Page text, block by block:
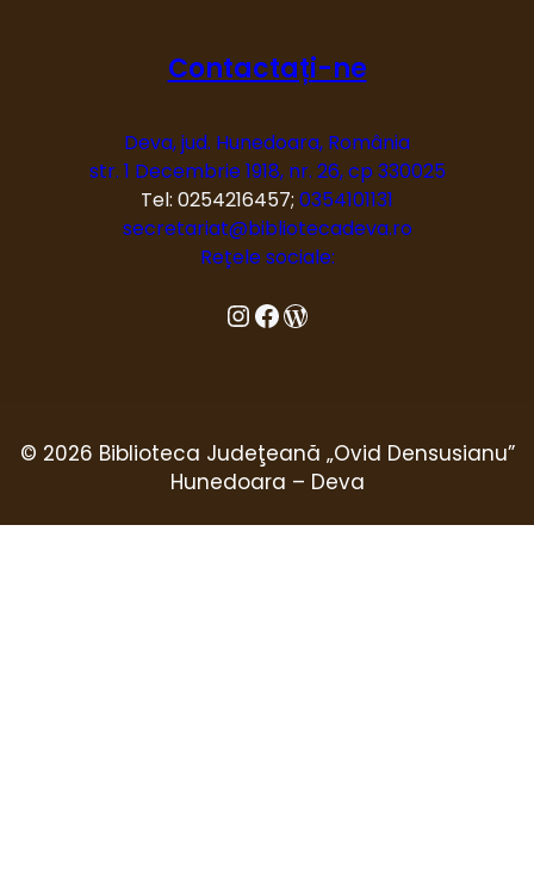
Contactați-ne
Deva, jud. Hunedoara, România
str. 1 Decembrie 1918, nr. 26, cp 330025
Tel: 0254216457; 0354101131
secretariat@bibliotecadeva.ro
Rețele sociale:
InstagramFacebook Blog
© 2026 Biblioteca Judeţeană „Ovid Densusianu”
Hunedoara – Deva